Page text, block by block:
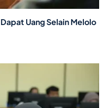
Uang Selain Melolo